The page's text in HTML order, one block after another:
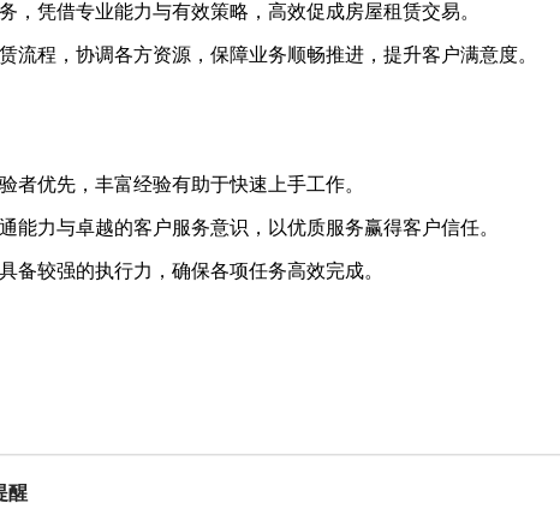
，凭借专业能力与有效策略，高效促成房屋租赁交易。
流程，协调各方资源，保障业务顺畅推进，提升客户满意度。
者优先，丰富经验有助于快速上手工作。
能力与卓越的客户服务意识，以优质服务赢得客户信任。
备较强的执行力，确保各项任务高效完成。
醒